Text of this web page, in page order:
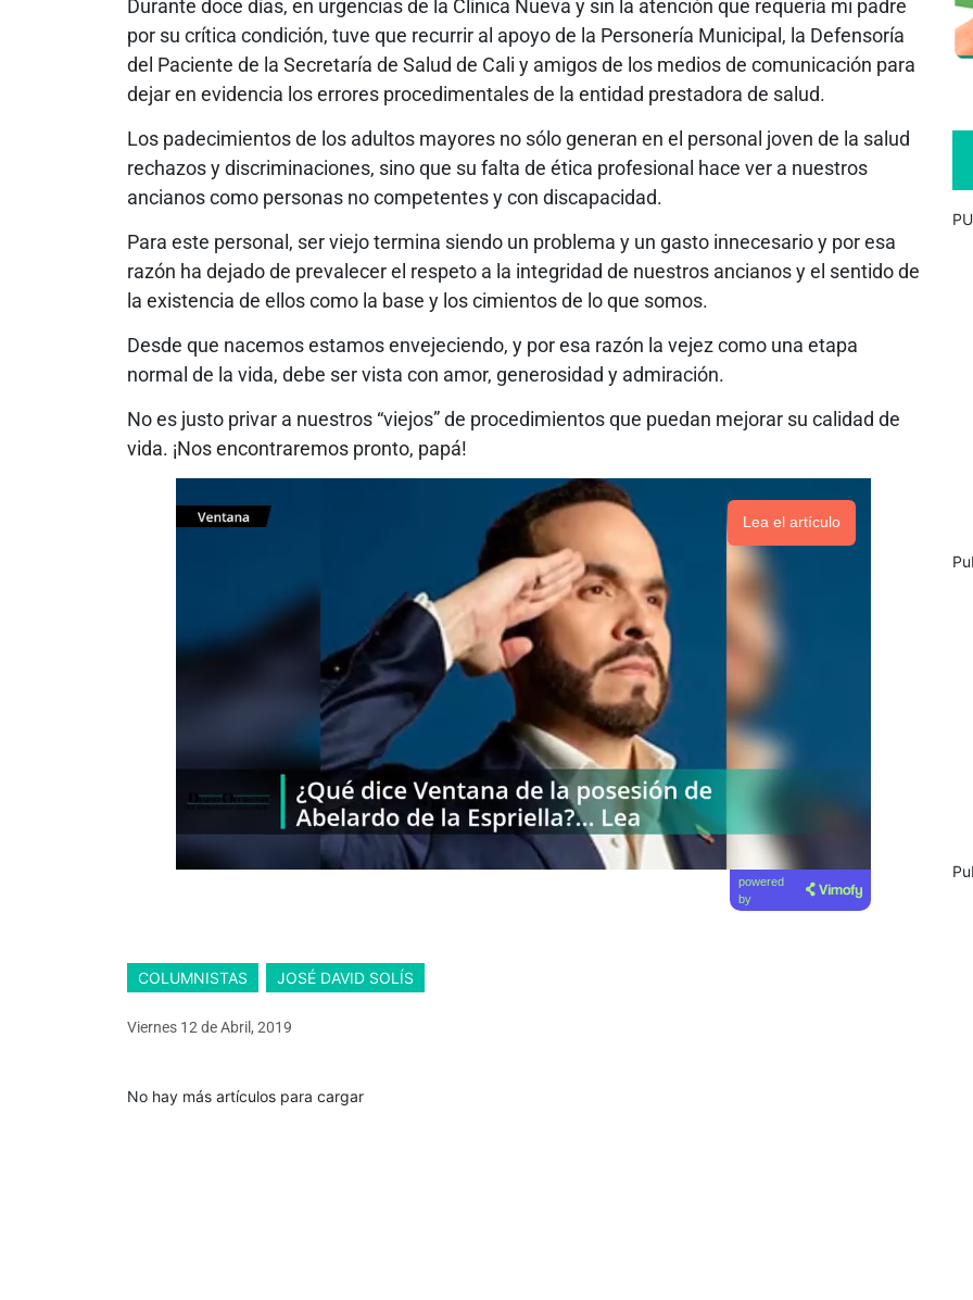
Durante doce días, en urgencias de la Clínica Nueva y sin la atención que requería mi padre
por su crítica condición, tuve que recurrir al apoyo de la Personería Municipal, la Defensoría
del Paciente de la Secretaría de Salud de Cali y amigos de los medios de comunicación para
dejar en evidencia los errores procedimentales de la entidad prestadora de salud.
Los padecimientos de los adultos mayores no sólo generan en el personal joven de la salud
rechazos y discriminaciones, sino que su falta de ética profesional hace ver a nuestros
ancianos como personas no competentes y con discapacidad.
Para este personal, ser viejo termina siendo un problema y un gasto innecesario y por esa
razón ha dejado de prevalecer el respeto a la integridad de nuestros ancianos y el sentido de
la existencia de ellos como la base y los cimientos de lo que somos.
Desde que nacemos estamos envejeciendo, y por esa razón la vejez como una etapa
normal de la vida, debe ser vista con amor, generosidad y admiración.
No es justo privar a nuestros “viejos” de procedimientos que puedan mejorar su calidad de
vida. ¡Nos encontraremos pronto, papá!
Lea el artículo
powered
by
COLUMNISTAS JOSÉ DAVID SOLÍS
Viernes 12 deAbril, 2019
No hay más artículos para cargar